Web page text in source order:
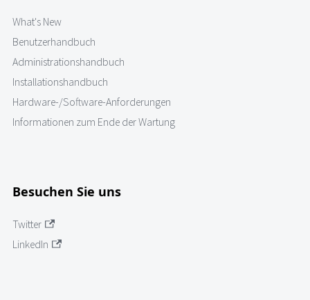
What's New
Benutzerhandbuch
Administrationshandbuch
Installationshandbuch
Hardware-/Software-Anforderungen
Informationen zum Ende der Wartung
Besuchen Sie uns
Twitter
LinkedIn